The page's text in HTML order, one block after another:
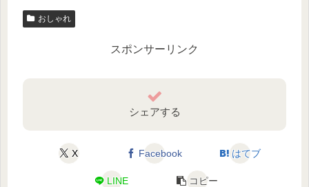
おしゃれ
スポンサーリンク
シェアする
X Facebook はてブ
LINE コピー